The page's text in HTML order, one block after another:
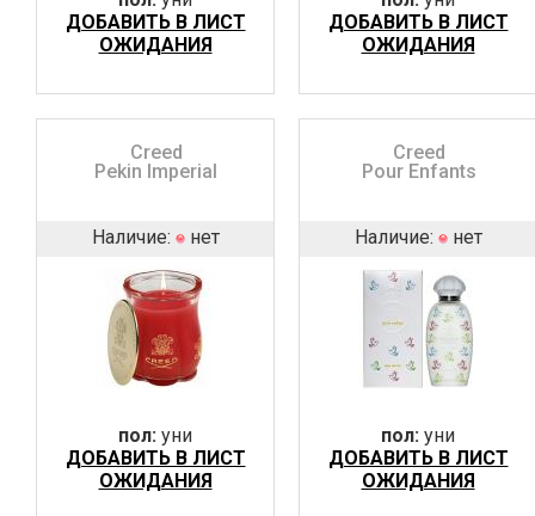
ДОБАВИТЬ В ЛИСТ
ОЖИДАНИЯ
ДОБАВИТЬ В ЛИСТ
ОЖИДАНИЯ
Creed
Pekin Imperial
Наличие: нет
пол: уни
ДОБАВИТЬ В ЛИСТ
ОЖИДАНИЯ
Creed
Pour Enfants
Наличие: нет
пол: уни
ДОБАВИТЬ В ЛИСТ
ОЖИДАНИЯ